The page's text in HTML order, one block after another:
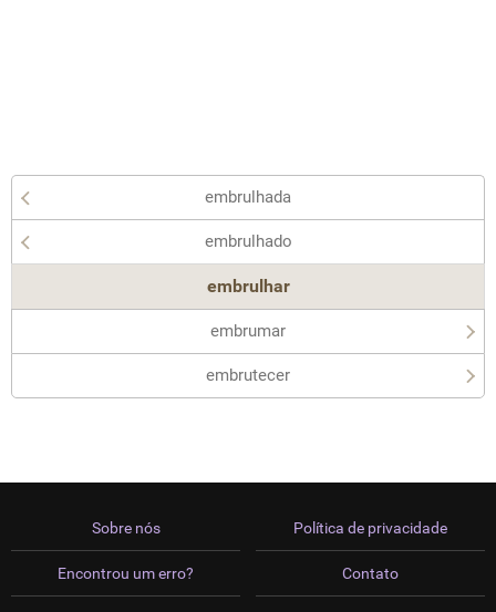
embrulhada
embrulhado
embrulhar
embrumar
embrutecer
Sobre nós
Encontrou um erro?
Política de privacidade
Contato